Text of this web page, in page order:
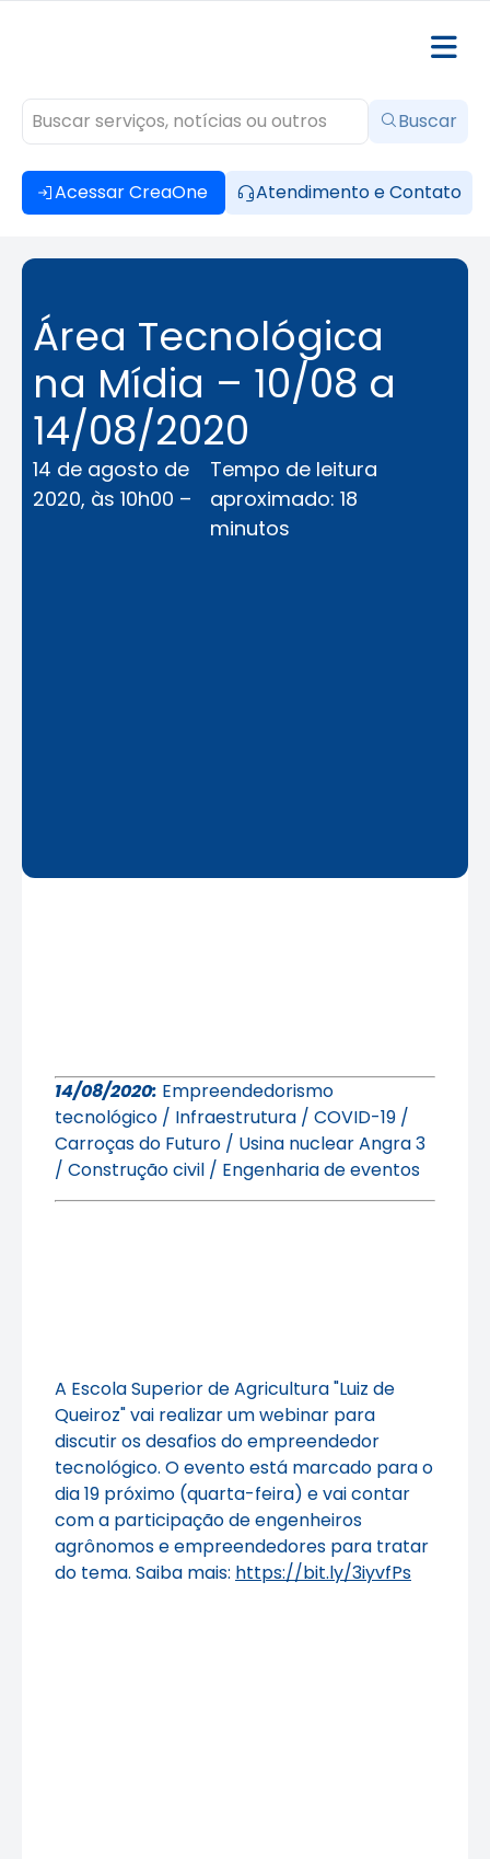
Acessar CreaOne Atendimento e Contato
Buscar
Área Tecnológica
na Mídia – 10/08 a
14/08/2020
14 de agosto de
2020, às 10h00 –
Tempo de leitura
aproximado: 18
minutos
14/08/2020: Empreendedorismo
tecnológico / Infraestrutura / COVID-19 /
Carroças do Futuro / Usina nuclear Angra 3
/ Construção civil / Engenharia de eventos
A Escola Superior de Agricultura "Luiz de
Queiroz" vai realizar um webinar para
discutir os desafios do empreendedor
tecnológico. O evento está marcado para o
dia 19 próximo (quarta-feira) e vai contar
com a participação de engenheiros
agrônomos e empreendedores para tratar
do tema. Saiba mais: https://bit.ly/3iyvfPs